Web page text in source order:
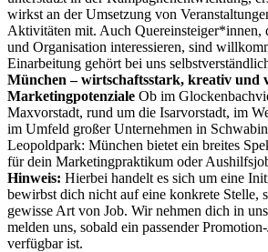
wirkst an der Umsetzung von
Aktivitäten mit. Auch Quereinsteiger*innen,
und Organisation interessieren, sind
Einarbeitung gehört bei uns
München – wirtschaftsstark, kreativ und
Marketingpotenziale Ob im
Maxvorstadt, rund um die Isarvorstadt, im
im Umfeld großer Unternehmen in
Leopoldpark: München bietet ein breites
für dein Marketingpraktikum oder
Hinweis: Hierbei handelt es sich um eine
bewirbst dich nicht auf eine konkrete Stelle,
gewisse Art von Job. Wir nehmen dich in
melden uns, sobald ein passender
verfügbar ist.